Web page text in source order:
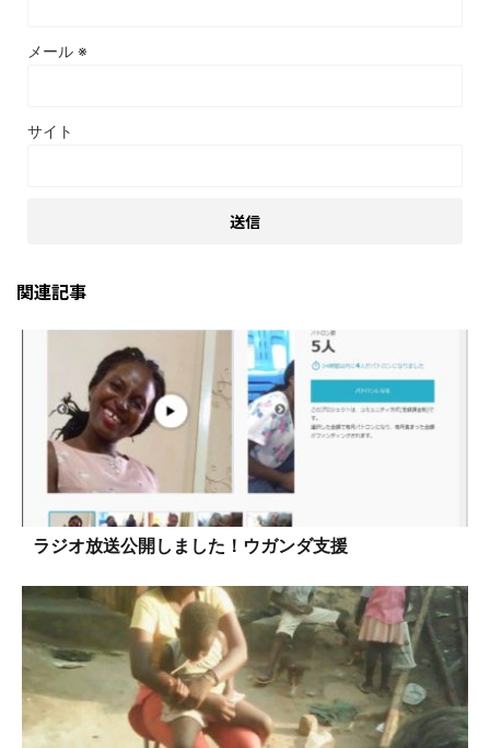
メール ※
サイト
関連記事
ラジオ放送公開しました！ウガンダ支援